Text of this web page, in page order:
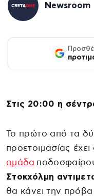
Newsroom
Στις 20:00 η
Το πρώτο από τα
προετοιμασίας
ομάδα
Στοκχόλμη
θα κάνει την